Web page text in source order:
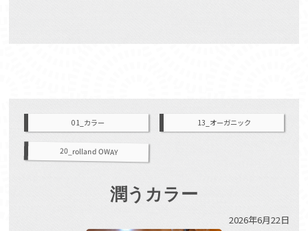
01_カラー 13_オーガニック
20_rolland OWAY
潤うカラー
2026年6月22日